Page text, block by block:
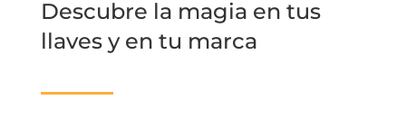
Descubre la magia en tus
llaves y en tu marca